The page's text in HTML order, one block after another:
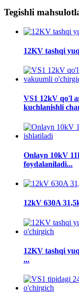
Tegishli
12KV tashqi
VS1 12kV qo'l
kuchlanishli
Onlayn 10kV
foydalaniladi...
12kV 630A
12KV tashqi
...